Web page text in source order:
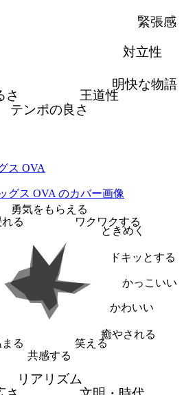
緊張感
対立性
明快な物語
王道性
テンポの良さ
さ
ス OVA
勇気をもらえる
ワクワクする
ときめく
ドキッとする
かっこいい
かわいい
癒やされる
笑える
共感する
る
る
リアリズム